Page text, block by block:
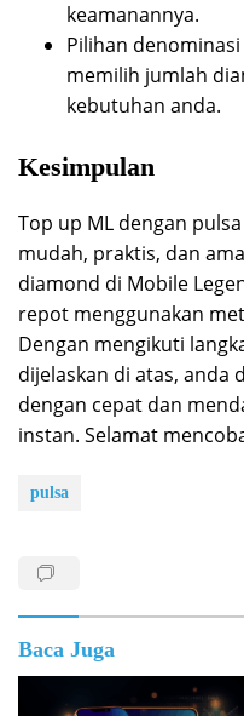
keamanannya.
Pilihan
memilih jumlah
kebutuhan anda.
Kesimpulan
Top up ML dengan
mudah, praktis, dan
diamond di Mobile
repot menggunakan
Dengan mengikuti
dijelaskan di atas, anda
dengan cepat dan
instan. Selamat
pulsa
Baca Juga